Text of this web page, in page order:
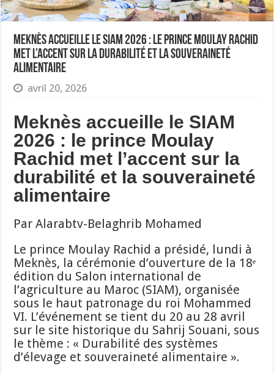
Meknès accueille le SIAM 2026 : le prince Moulay Rachid
met l’accent sur la durabilité et la souveraineté
alimentaire
avril 20, 2026
Meknès accueille le SIAM
2026 : le prince Moulay
Rachid met l’accent sur la
durabilité et la souveraineté
alimentaire
Par Alarabtv-Belaghrib Mohamed
Le prince Moulay Rachid a présidé, lundi à
Meknès, la cérémonie d’ouverture de la 18ᵉ
édition du Salon international de
l’agriculture au Maroc (SIAM), organisée
sous le haut patronage du roi Mohammed
VI. L’événement se tient du 20 au 28 avril
sur le site historique du Sahrij Souani, sous
le thème : « Durabilité des systèmes
d’élevage et souveraineté alimentaire ».